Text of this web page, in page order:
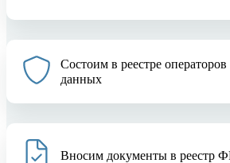
Состоим в реестре
данных
Вносим документы в реестр